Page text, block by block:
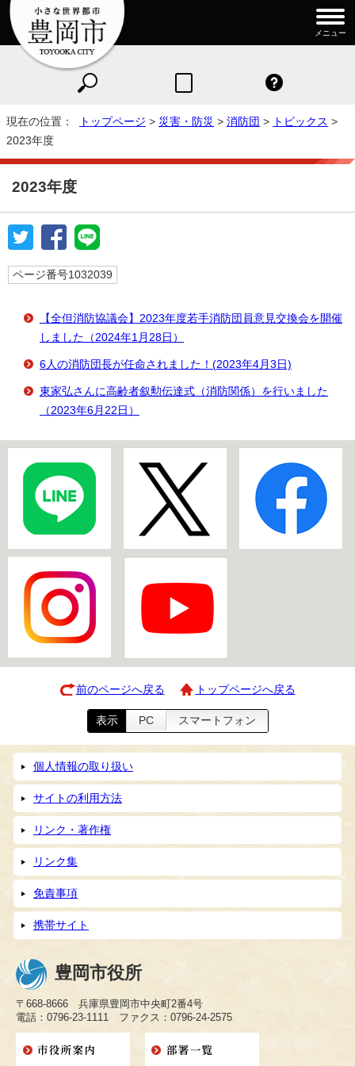
メニュー
現在の位置： トップページ > 災害・防災 > 消防団 > トピックス >
2023年度
2023年度
ページ番号1032039
【全但消防協議会】2023年度若手消防団員意見交換会を開催
しました（2024年1月28日）
6人の消防団長が任命されました！(2023年4月3日)
東家弘さんに高齢者叙勲伝達式（消防関係）を行いました
（2023年6月22日）
前のページへ戻る トップページへ戻る
表示 PC スマートフォン
個人情報の取り扱い
サイトの利用方法
リンク・著作権
リンク集
免責事項
携帯サイト
豊岡市役所
〒668-8666 兵庫県豊岡市中央町2番4号
電話：0796-23-1111 ファクス：0796-24-2575